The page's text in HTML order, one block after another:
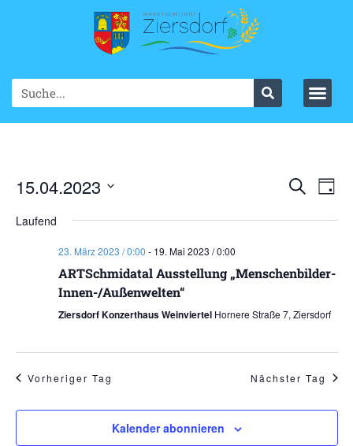
SucheTag
15.04.2023
wählen.
Laufend
23. März 2023 / 0:00 - 19. Mai 2023 / 0:00
ARTSchmidatal Ausstellung „Menschenbilder-
Innen-/Außenwelten“
Ziersdorf Konzerthaus Weinviertel Hornere Straße 7, Ziersdorf
Vorheriger Tag Nächster Tag
Kalender abonnieren